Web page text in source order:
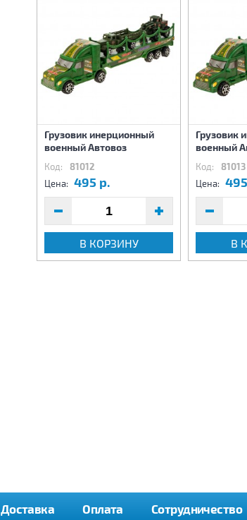
Грузовик инерционный
военный Автовоз
Код: 81012
Цена: 495 р.
В КОРЗИНУ
Грузовик
военный
Код: 81013
Цена:
В
Доставка Оплата Сотрудничество